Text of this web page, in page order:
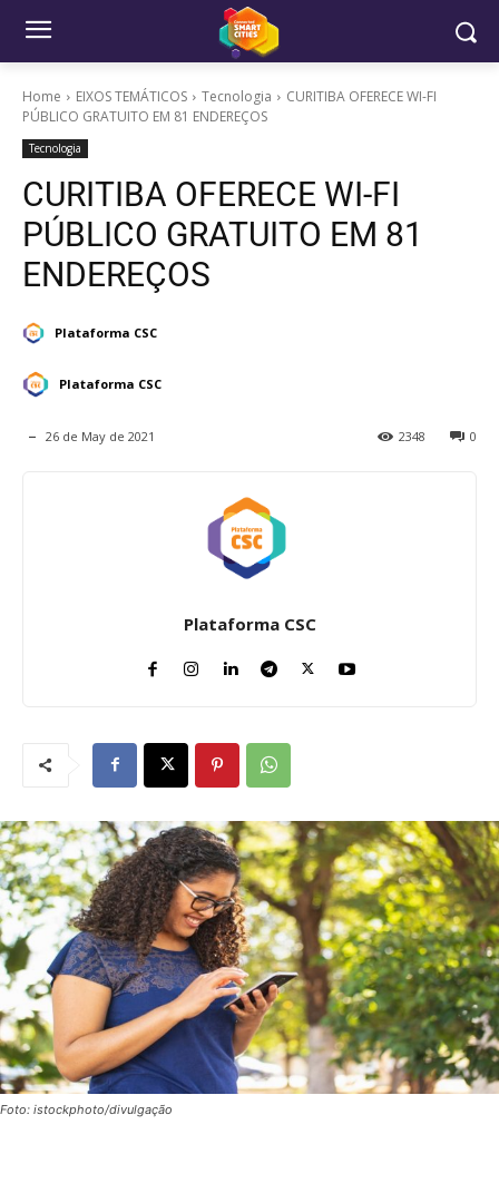
Home EIXOS TEMÁTICOS Tecnologia
CURITIBA OFERECE WI-FI
PÚBLICO GRATUITO EM 81 ENDEREÇOS
Tecnologia
CURITIBA OFERECE WI-FI
PÚBLICO GRATUITO EM 81
ENDEREÇOS
Plataforma CSC
Plataforma CSC
26 de May de 2021 0
2348
Plataforma CSC
Foto: istockphoto/divulgação